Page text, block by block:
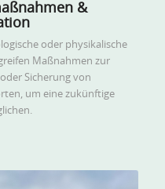
&
oder physikalische
Maßnahmen zur
Sicherung von
um eine zukünftige